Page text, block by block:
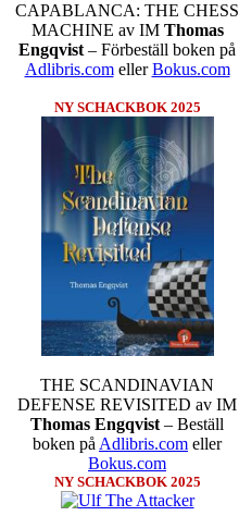
CAPABLANCA: THE CHESS
MACHINE av IM Thomas
Engqvist – Förbeställ boken på
Adlibris.comellerBokus.com
NY SCHACKBOK 2025
THE SCANDINAVIAN
DEFENSE REVISITED av IM
Thomas Engqvist – Beställ
boken på Adlibris.com eller
Bokus.com
NY SCHACKBOK 2025